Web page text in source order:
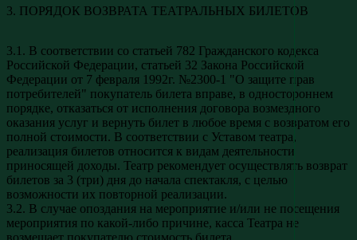
3. ПОРЯДОК ВОЗВРАТА ТЕАТРАЛЬНЫХ БИЛЕТОВ
3.1. В соответствии со статьей 782 Гражданского кодекса
Российской Федерации, статьей 32 Закона Российской
Федерации от 7 февраля 1992г. №2300-1 "О защите прав
потребителей" покупатель билета вправе, в одностороннем
порядке, отказаться от исполнения договора возмездного
оказания услуг и вернуть билет в любое время с возвратом его
полной стоимости. В соответствии с Уставом театра,
реализация билетов относится к видам деятельности
приносящей доходы. Театр рекомендует осуществлять возврат
билетов за 3 (три) дня до начала спектакля, с целью
возможности их повторной реализации.
3.2. В случае опоздания на мероприятие и/или не посещения
мероприятия по какой-либо причине, касса Театра не
возмещает покупателю стоимость билета.